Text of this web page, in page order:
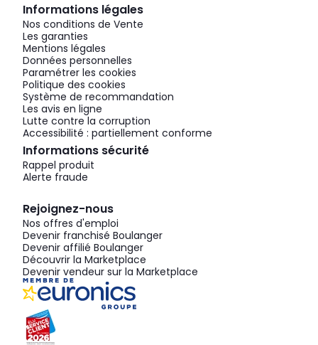
Informations légales
Nos conditions de Vente
Les garanties
Mentions légales
Données personnelles
Paramétrer les cookies
Politique des cookies
Système de recommandation
Les avis en ligne
Lutte contre la corruption
Accessibilité : partiellement conforme
Informations sécurité
Rappel produit
Alerte fraude
Rejoignez-nous
Nos offres d'emploi
Devenir franchisé Boulanger
Devenir affilié Boulanger
Découvrir la Marketplace
Devenir vendeur sur la Marketplace